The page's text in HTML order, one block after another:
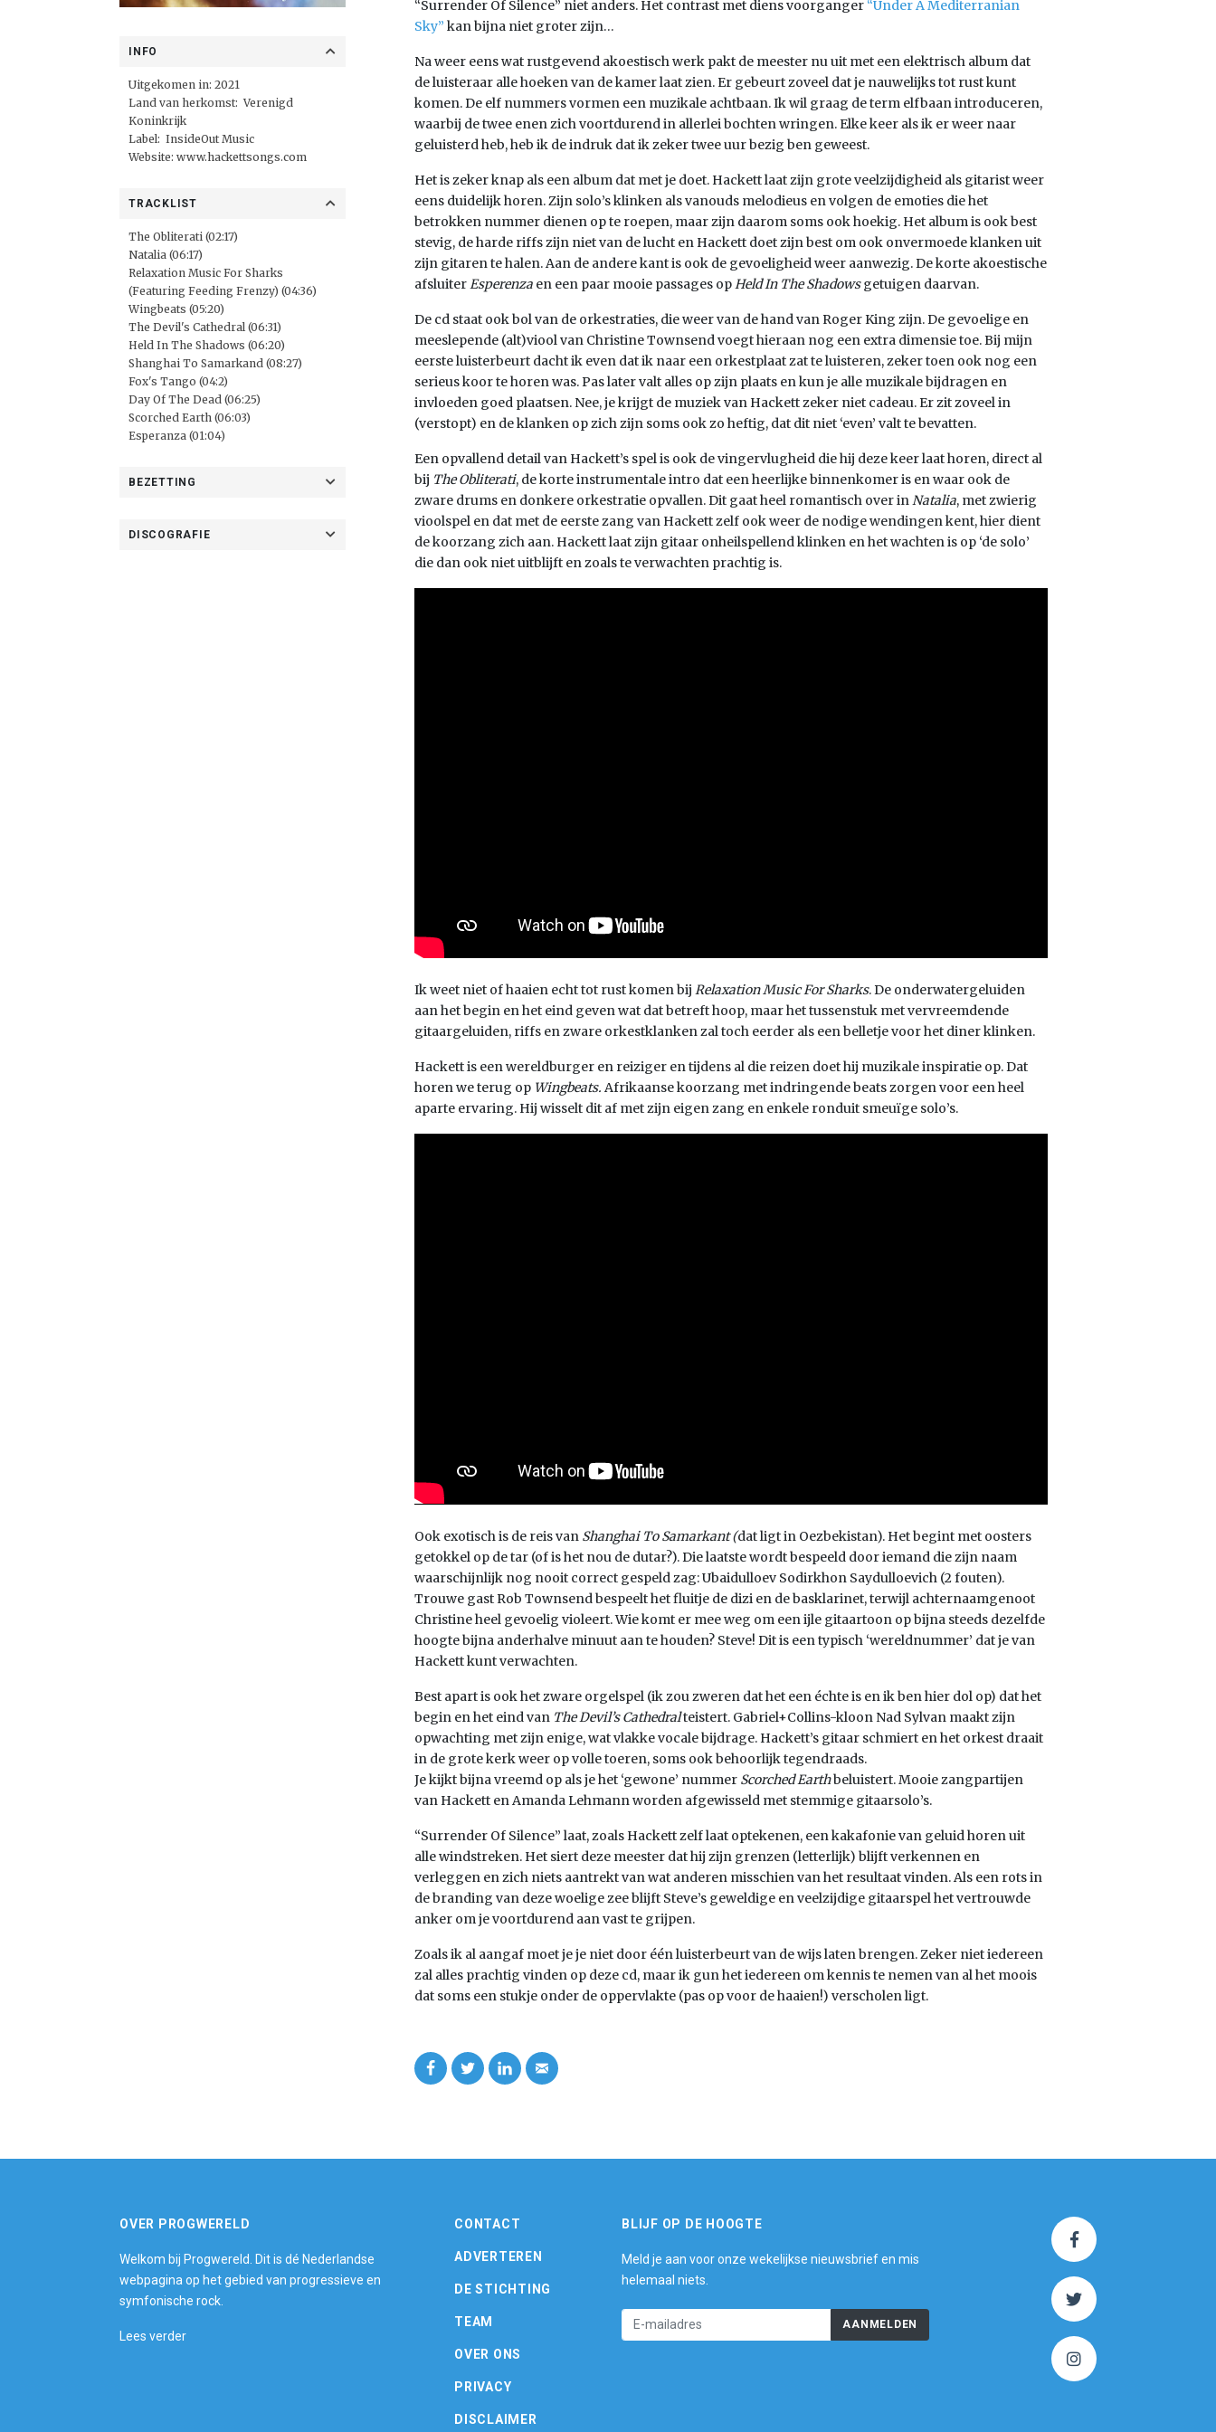
INFO
Uitgekomen in: 2021
Land van herkomst: Verenigd
Koninkrijk
Label: InsideOut Music
Website: www.hackettsongs.com
TRACKLIST
The Obliterati (02:17)
Natalia (06:17)
Relaxation Music For Sharks
(Featuring Feeding Frenzy) (04:36)
Wingbeats (05:20)
The Devil's Cathedral (06:31)
Held In The Shadows (06:20)
Shanghai To Samarkand (08:27)
Fox's Tango (04:2)
Day Of The Dead (06:25)
Scorched Earth (06:03)
Esperanza (01:04)
BEZETTING
DISCOGRAFIE
“Surrender Of Silence” niet anders. Het contrast met diens voorganger “Under A Mediterranian
Sky” kan bijna niet groter zijn…
Na weer eens wat rustgevend akoestisch werk pakt de meester nu uit met een elektrisch album dat
de luisteraar alle hoeken van de kamer laat zien. Er gebeurt zoveel dat je nauwelijks tot rust kunt
komen. De elf nummers vormen een muzikale achtbaan. Ik wil graag de term elfbaan introduceren,
waarbij de twee enen zich voortdurend in allerlei bochten wringen. Elke keer als ik er weer naar
geluisterd heb, heb ik de indruk dat ik zeker twee uur bezig ben geweest.
Het is zeker knap als een album dat met je doet. Hackett laat zijn grote veelzijdigheid als gitarist weer
eens duidelijk horen. Zijn solo’s klinken als vanouds melodieus en volgen de emoties die het
betrokken nummer dienen op te roepen, maar zijn daarom soms ook hoekig. Het album is ook best
stevig, de harde riffs zijn niet van de lucht en Hackett doet zijn best om ook onvermoede klanken uit
zijn gitaren te halen. Aan de andere kant is ook de gevoeligheid weer aanwezig. De korte akoestische
afsluiterEsperenza en een paar mooie passages opHeld In The Shadowsgetuigen daarvan.
De cd staat ook bol van de orkestraties, die weer van de hand van Roger King zijn. De gevoelige en
meeslepende (alt)viool van Christine Townsend voegt hieraan nog een extra dimensie toe. Bij mijn
eerste luisterbeurt dacht ik even dat ik naar een orkestplaat zat te luisteren, zeker toen ook nog een
serieus koor te horen was. Pas later valt alles op zijn plaats en kun je alle muzikale bijdragen en
invloeden goed plaatsen. Nee, je krijgt de muziek van Hackett zeker niet cadeau. Er zit zoveel in
(verstopt) en de klanken op zich zijn soms ook zo heftig, dat dit niet ‘even’ valt te bevatten.
Een opvallend detail van Hackett’s spel is ook de vingervlugheid die hij deze keer laat horen, direct al
bij The Obliterati, de korte instrumentale intro dat een heerlijke binnenkomer is en waar ook de
zware drums en donkere orkestratie opvallen. Dit gaat heel romantisch over inNatalia, met zwierig
vioolspel en dat met de eerste zang van Hackett zelf ook weer de nodige wendingen kent, hier dient
de koorzang zich aan. Hackett laat zijn gitaar onheilspellend klinken en het wachten is op ‘de solo’
die dan ook niet uitblijft en zoals te verwachten prachtig is.
Ik weet niet of haaien echt tot rust komen bij Relaxation Music For Sharks. De onderwatergeluiden
aan het begin en het eind geven wat dat betreft hoop, maar het tussenstuk met vervreemdende
gitaargeluiden, riffs en zware orkestklanken zal toch eerder als een belletje voor het diner klinken.
Hackett is een wereldburger en reiziger en tijdens al die reizen doet hij muzikale inspiratie op. Dat
horen we terug op Wingbeats. Afrikaanse koorzang met indringende beats zorgen voor een heel
aparte ervaring. Hij wisselt dit af met zijn eigen zang en enkele ronduit smeuïge solo’s.
Ook exotisch is de reis van Shanghai To Samarkant (dat ligt in Oezbekistan). Het begint met oosters
getokkel op de tar (of is het nou de dutar?). Die laatste wordt bespeeld door iemand die zijn naam
waarschijnlijk nog nooit correct gespeld zag: Ubaidulloev Sodirkhon Saydulloevich (2 fouten).
Trouwe gast Rob Townsend bespeelt het fluitje de dizi en de basklarinet, terwijl achternaamgenoot
Christine heel gevoelig violeert. Wie komt er mee weg om een ijle gitaartoon op bijna steeds dezelfde
hoogte bijna anderhalve minuut aan te houden? Steve! Dit is een typisch ‘wereldnummer’ dat je van
Hackett kunt verwachten.
Best apart is ook het zware orgelspel (ik zou zweren dat het een échte is en ik ben hier dol op) dat het
begin en het eind van The Devil’s Cathedralteistert. Gabriel+Collins-kloon Nad Sylvan maakt zijn
opwachting met zijn enige, wat vlakke vocale bijdrage. Hackett’s gitaar schmiert en het orkest draait
in de grote kerk weer op volle toeren, soms ook behoorlijk tegendraads.
Je kijkt bijna vreemd op als je het ‘gewone’ nummer Scorched Earthbeluistert. Mooie zangpartijen
van Hackett en Amanda Lehmann worden afgewisseld met stemmige gitaarsolo’s.
“Surrender Of Silence” laat, zoals Hackett zelf laat optekenen, een kakafonie van geluid horen uit
alle windstreken. Het siert deze meester dat hij zijn grenzen (letterlijk) blijft verkennen en
verleggen en zich niets aantrekt van wat anderen misschien van het resultaat vinden. Als een rots in
de branding van deze woelige zee blijft Steve’s geweldige en veelzijdige gitaarspel het vertrouwde
anker om je voortdurend aan vast te grijpen.
Zoals ik al aangaf moet je je niet door één luisterbeurt van de wijs laten brengen. Zeker niet iedereen
zal alles prachtig vinden op deze cd, maar ik gun het iedereen om kennis te nemen van al het moois
dat soms een stukje onder de oppervlakte (pas op voor de haaien!) verscholen ligt.
OVER PROGWERELD
Welkom bij Progwereld. Dit is dé Nederlandse
webpagina op het gebied van progressieve en
symfonische rock.
Lees verder
CONTACT
ADVERTEREN
DE STICHTING
TEAM
OVER ONS
PRIVACY
DISCLAIMER
BLIJF OP DE HOOGTE
Meld je aan voor onze wekelijkse nieuwsbrief en mis
helemaal niets.
AANMELDEN